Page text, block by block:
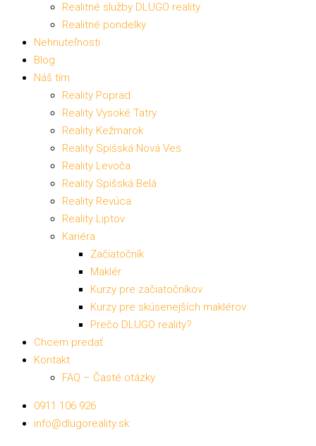
Realitné služby DLUGO reality
Realitné pondelky
Nehnuteľnosti
Blog
Náš tím
Reality Poprad
Reality Vysoké Tatry
Reality Kežmarok
Reality Spišská Nová Ves
Reality Levoča
Reality Spišská Belá
Reality Revúca
Reality Liptov
Kariéra
Začiatočník
Maklér
Kurzy pre začiatočníkov
Kurzy pre skúsenejších maklérov
Prečo DLUGO reality?
Chcem predať
Kontakt
FAQ – Časté otázky
0911 106 926
info@dlugoreality.sk